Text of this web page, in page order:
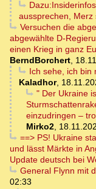
aussprechen, Merz
Versuchen die
abgewählte D-
einen Krieg in ganz
BerndBorchert,
Ich sehe, ich bin
Kaladhor,
" Der Ukraine
einzudringen –
Mirko2,
==> PS! Ukraine
und lässt Märkte in
Update deutsch bei
General Flynn mit
02:33